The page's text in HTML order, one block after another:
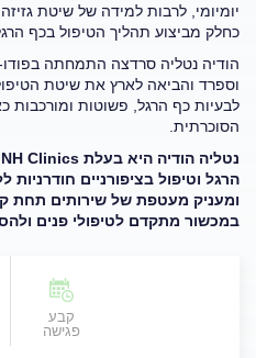
יומיומי, לרבות למידה של שיטת
כחלק מביצוע תהליך הטיפול בכף
הודיה נטליה סרדצה התמחתה בפודו-
וספרד והביאה לארץ את שיטת
לבעיות כף הרגל, פשוטות ומורכבות
הסוכרתית.
נטליה הודיה היא בעלת NH Clinics
הרגל וטיפול בציפורניים חודרניות
ומעניק מעטפת של שירותים תחת
במכשור מתקדם לטיפולי פנים
קבע
פגישה